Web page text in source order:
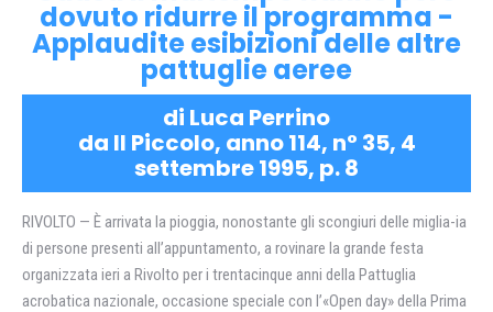
dovuto ridurre il programma -
Applaudite esibizioni delle altre
pattuglie aeree
di Luca Perrino
da Il Piccolo, anno 114, n° 35, 4
settembre 1995, p. 8
RIVOLTO — È arrivata la pioggia, nonostante gli scongiuri delle miglia-ia
di persone presenti all’appuntamento, a rovinare la grande festa
organizzata ieri a Rivolto per i trentacinque anni della Pattuglia
acrobatica nazionale, occasione speciale con l’«Open day» della Prima